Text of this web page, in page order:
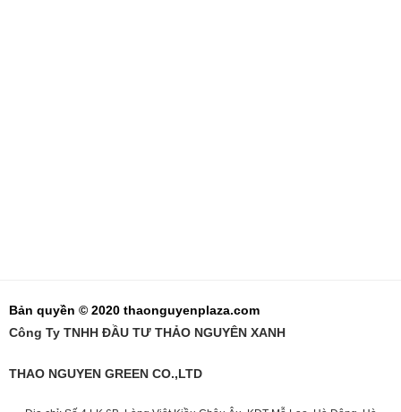
Bản quyền © 2020 thaonguyenplaza.com
Công Ty TNHH ĐẦU TƯ THẢO NGUYÊN XANH
THAO NGUYEN GREEN CO.,LTD